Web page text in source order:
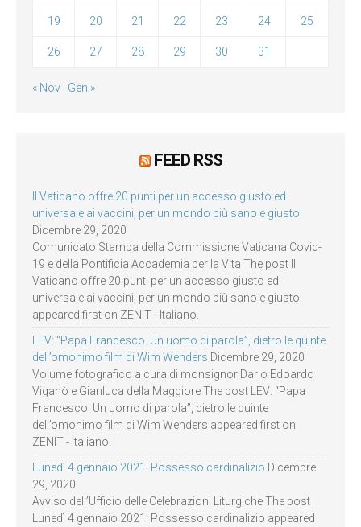
19 20 21 22 23 24 25
26 27 28 29 30 31
« Nov Gen »
FEED RSS
Il Vaticano offre 20 punti per un accesso giusto ed
universale ai vaccini, per un mondo più sano e giusto
Dicembre 29, 2020
Comunicato Stampa della Commissione Vaticana Covid-
19 e della Pontificia Accademia per la Vita The post Il
Vaticano offre 20 punti per un accesso giusto ed
universale ai vaccini, per un mondo più sano e giusto
appeared first on ZENIT - Italiano.
LEV: “Papa Francesco. Un uomo di parola”, dietro le quinte
dell’omonimo film di Wim Wenders Dicembre 29, 2020
Volume fotografico a cura di monsignor Dario Edoardo
Viganò e Gianluca della Maggiore The post LEV: “Papa
Francesco. Un uomo di parola”, dietro le quinte
dell’omonimo film di Wim Wenders appeared first on
ZENIT - Italiano.
Lunedì 4 gennaio 2021: Possesso cardinalizio Dicembre
29, 2020
Avviso dell’Ufficio delle Celebrazioni Liturgiche The post
Lunedì 4 gennaio 2021: Possesso cardinalizio appeared